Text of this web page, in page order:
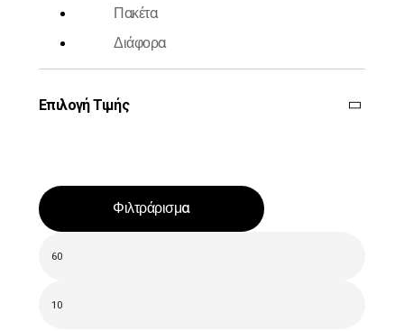
Πακέτα
Διάφορα
Επιλογή Τιμής
Φιλτράρισμα